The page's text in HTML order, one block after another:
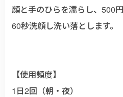
顔と手のひらを濡らし、500
60秒洗顔し洗い落とします。
【使用頻度】
1日2回（朝・夜）